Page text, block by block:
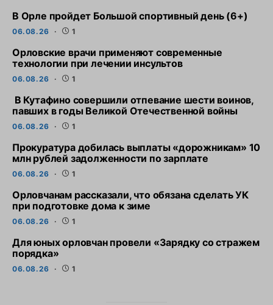
В Орле пройдет Большой спортивный день (6+)
06.08.26 1
Орловские врачи применяют современные
технологии при лечении инсультов
06.08.26 1
В Кутафино совершили отпевание шести воинов,
павших в годы Великой Отечественной войны
06.08.26 1
Прокуратура добилась выплаты «дорожникам» 10
млн рублей задолженности по зарплате
06.08.26 1
Орловчанам рассказали, что обязана сделать УК
при подготовке дома к зиме
06.08.26 1
Для юных орловчан провели «Зарядку со стражем
порядка»
06.08.26 1